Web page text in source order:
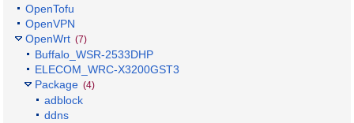
OpenTofu
OpenVPN
OpenWrt (7)
Buffalo_WSR-2533DHP
ELECOM_WRC-X3200GST3
Package (4)
adblock
ddns